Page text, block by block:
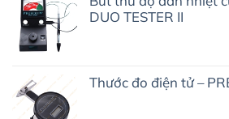
DUO TESTER II
Thước đo điện tử –